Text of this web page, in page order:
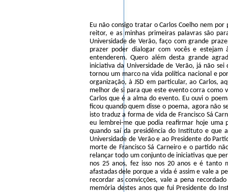
Eu não consigo tratar o Carlos Coelho nem
reitor, e as minhas primeiras palavras são
Universidade de Verão, faço com grande
prazer poder dialogar com vocês e
entenderem. Quero além desta grande
iniciativa da Universidade de Verão, já não
tornou um marco na vida política nacional e
organização, à JSD em particular, ao Carlos,
melhor de si para que este evento corra como
Carlos que é a alma do evento. Eu ouvi o
ficou quando quem disse o poema, agora não
isto traduz a forma de vida de Francisco Sá
eu lembrei-me que podia reafirmar hoje uma
quando saí da presidência do Instituto e que
Universidade de Verão e ao Presidente do
morte de Francisco Sá Carneiro e o partido
relançar todo um conjunto de iniciativas que
nos 25 anos, fez isso nos 20 anos e é tanto
afastadas dele porque a vida é assim e vale a
recordar as convicções, vale a pena
memória destes anos que fui Presidente do